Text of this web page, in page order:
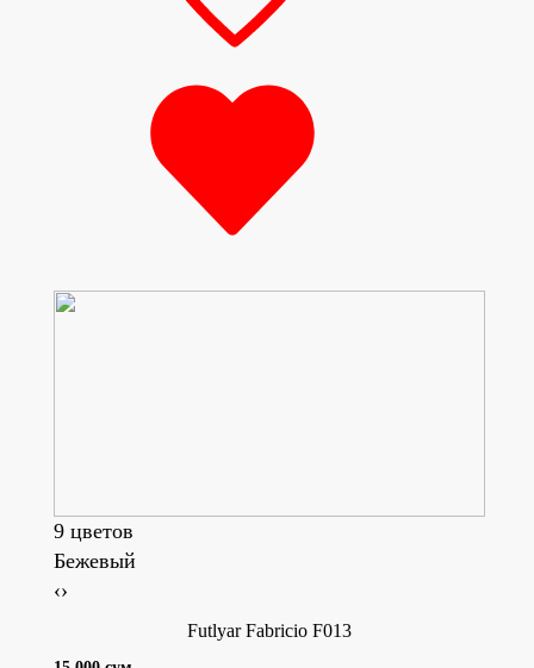
9 цветов
Бежевый
‹›
Futlyar Fabricio F013